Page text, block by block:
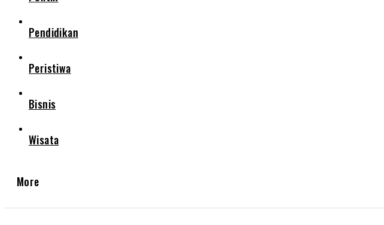
Pendidikan
Peristiwa
Bisnis
Wisata
More